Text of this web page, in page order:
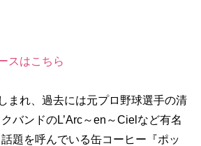
スはこちら
まれ、過去には元プロ野球選手の清
バンドのL’Arc～en～Cielなど有名
題を呼んでいる缶コーヒー『ポッ